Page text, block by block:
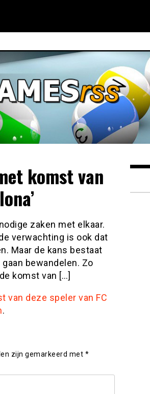
komst van
zaken met elkaar.
verwachting is ook dat
Maar de kans bestaat
bewandelen. Zo
komst van […]
van deze speler van FC
.
zijn gemarkeerd met *